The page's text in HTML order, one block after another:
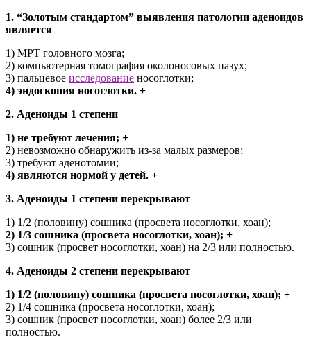
1. “Золотым стандартом” выявления патологии аденоидов
является
1) МРТ головного мозга;
2) компьютерная томография околоносовых пазух;
3) пальцевое исследование носоглотки;
4) эндоскопия носоглотки. +
2. Аденоиды 1 степени
1) не требуют лечения; +
2) невозможно обнаружить из-за малых размеров;
3) требуют аденотомии;
4) являются нормой у детей. +
3. Аденоиды 1 степени перекрывают
1) 1/2 (половину) сошника (просвета носоглотки, хоан);
2) 1/3 сошника (просвета носоглотки, хоан); +
3) сошник (просвет носоглотки, хоан) на 2/3 или полностью.
4. Аденоиды 2 степени перекрывают
1) 1/2 (половину) сошника (просвета носоглотки, хоан); +
2) 1/4 сошника (просвета носоглотки, хоан);
3) сошник (просвет носоглотки, хоан) более 2/3 или
полностью.